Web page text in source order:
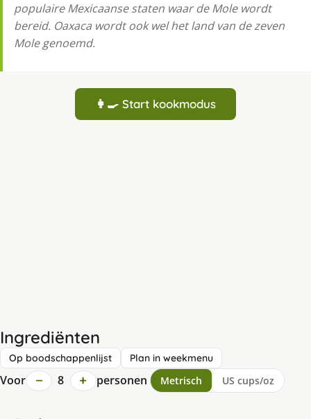
populaire Mexicaanse staten waar de Mole wordt
bereid. Oaxaca wordt ook wel het land van de zeven
Mole genoemd.
👩‍🍳 Start kookmodus
Ingrediënten
Op boodschappenlijst Plan in weekmenu
Voor − 8 + personen Metrisch US cups/oz